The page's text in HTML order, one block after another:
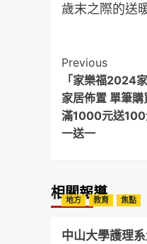
歲末之際的送
Post
Previous
「家樂福2024
家居佈置 單筆
滿1000元送100
一送一
相關報導
地方 教育 焦點
中山大學護理